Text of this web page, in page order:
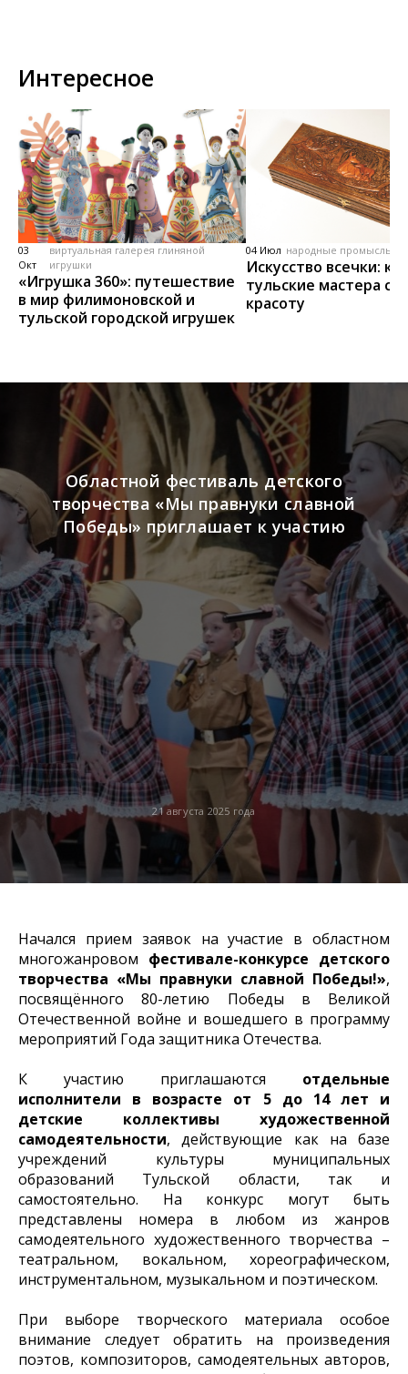
Интересное
03
Окт
виртуальная галерея глиняной
игрушки
«Игрушка 360»: путешествие
в мир филимоновской и
тульской городской игрушек
04 Июл народные промыслы,
Искусство всечки: как
тульские мастера
красоту
21 августа 2025 года
Областной фестиваль детского
творчества «Мы правнуки славной
Победы» приглашает к участию
Начался прием заявок на участие в областном
многожанровом фестивале-конкурсе детского
творчества «Мы правнуки славной Победы!»,
посвящённого 80-летию Победы в Великой
Отечественной войне и вошедшего в программу
мероприятий Года защитника Отечества.
К участию приглашаются отдельные
исполнители в возрасте от 5 до 14 лет и
детские коллективы художественной
самодеятельности, действующие как на базе
учреждений культуры муниципальных
образований Тульской области, так и
самостоятельно. На конкурс могут быть
представлены номера в любом из жанров
самодеятельного художественного творчества –
театральном, вокальном, хореографическом,
инструментальном, музыкальном и поэтическом.
При выборе творческого материала особое
внимание следует обратить на произведения
поэтов, композиторов, самодеятельных авторов,